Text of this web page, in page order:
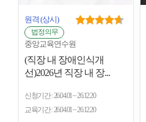
원격 (상시)
법정의무
중앙교육연수원
(직장 내 장애인식개
선)2026년 직장 내 장...
신청기간 26.04.01 ~ 26.12.20
교육기간 26.04.01 ~ 26.12.20